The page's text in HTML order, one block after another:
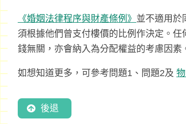
《婚姻法律程序與財產條例》 並不適用於
須根據他們曾支付樓價的比例作決定。
錢無關，亦會納入為分配權益的考慮因素
如想知道更多，可參考問題1、問題2及
後退